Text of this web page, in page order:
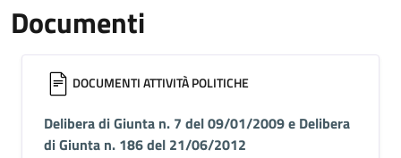
Documenti
DOCUMENTI ATTIVITÀ POLITICHE
Delibera di Giunta n. 7 del 09/01/2009 e Delibera
di Giunta n. 186 del 21/06/2012